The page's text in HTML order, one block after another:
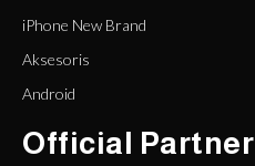
iPhone New Brand
Aksesoris
Android
Official Partner